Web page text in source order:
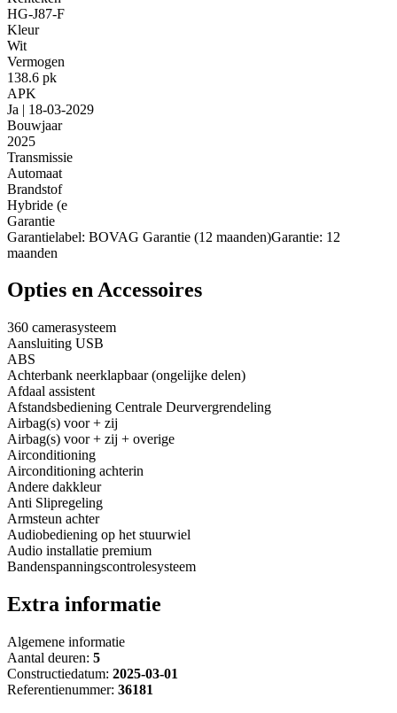
HG-J87-F
Kleur
Wit
Vermogen
138.6 pk
APK
Ja | 18-03-2029
Bouwjaar
2025
Transmissie
Automaat
Brandstof
Hybride (e
Garantie
Garantielabel: BOVAG Garantie (12 maanden)Garantie: 12
maanden
Opties en Accessoires
360 camerasysteem
Aansluiting USB
ABS
Achterbank neerklapbaar (ongelijke delen)
Afdaal assistent
Afstandsbediening Centrale Deurvergrendeling
Airbag(s) voor + zij
Airbag(s) voor + zij + overige
Airconditioning
Airconditioning achterin
Andere dakkleur
Anti Slipregeling
Armsteun achter
Audiobediening op het stuurwiel
Audio installatie premium
Bandenspanningscontrolesysteem
Extra informatie
Algemene informatie
Aantal deuren: 5
Constructiedatum: 2025-03-01
Referentienummer: 36181